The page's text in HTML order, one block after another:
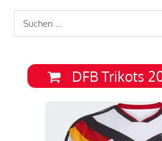
DFB Trikots